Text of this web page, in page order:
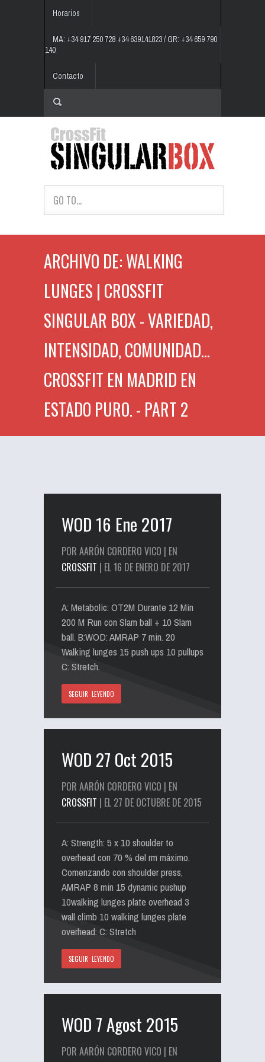
Horarios
MA: +34 917 250 728 +34 639141823 / GR: +34 659 790
140
Contacto
GO TO...
ARCHIVO DE: WALKING
LUNGES | CROSSFIT
SINGULAR BOX - VARIEDAD,
INTENSIDAD, COMUNIDAD...
CROSSFIT EN MADRID EN
ESTADO PURO. - PART 2
WOD 16 Ene 2017
POR AARÓN CORDERO VICO | EN
CROSSFIT | EL 16 DE ENERO DE 2017
A: Metabolic: OT2M Durante 12 Min
200 M Run con Slam ball + 10 Slam
ball. B:WOD: AMRAP 7 min. 20
Walking lunges 15 push ups 10 pullups
C: Stretch.
SEGUIR LEYENDO
WOD 27 Oct 2015
POR AARÓN CORDERO VICO | EN
CROSSFIT | EL 27 DE OCTUBRE DE 2015
A: Strength: 5 x 10 shoulder to
overhead con 70 % del rm máximo.
Comenzando con shoulder press,
AMRAP 8 min 15 dynamic pushup
10walking lunges plate overhead 3
wall climb 10 walking lunges plate
overhead: C: Stretch
SEGUIR LEYENDO
WOD 7 Agost 2015
POR AARÓN CORDERO VICO | EN